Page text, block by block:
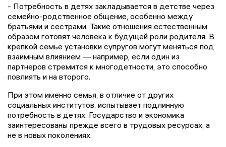
- Потребность в детях закладывается в детстве через
семейно-родственное общение, особенно между
братьями и сестрами. Такие отношения естественным
образом готовят человека к будущей роли родителя. В
крепкой семье установки супругов могут меняться под
взаимным влиянием — например, если один из
партнеров стремится к многодетности, это способно
повлиять и на второго.
При этом именно семья, в отличие от других
социальных институтов, испытывает подлинную
потребность в детях. Государство и экономика
заинтересованы прежде всего в трудовых ресурсах, а
не в новых поколениях.